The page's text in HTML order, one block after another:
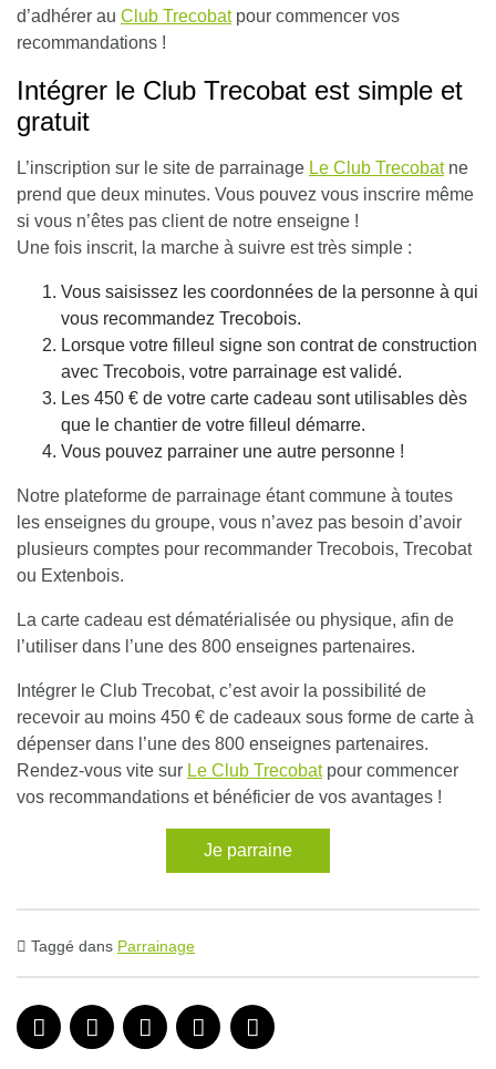
d’adhérer au Club Trecobatpour commencer vos
recommandations !
Intégrer le Club Trecobat est simple et
gratuit
L’inscription sur le site de parrainage Le Club Trecobatne
prend que deux minutes. Vous pouvez vous inscrire même
si vous n’êtes pas client de notre enseigne !
Une fois inscrit, la marche à suivre est très simple :
Vous saisissez les coordonnées de la personne à qui
vous recommandez Trecobois.
Lorsque votre filleul signe son contrat de construction
avec Trecobois, votre parrainage est validé.
Les 450 € de votre carte cadeau sont utilisables dès
que le chantier de votre filleul démarre.
Vous pouvez parrainer une autre personne !
Notre plateforme de parrainage étant commune à toutes
les enseignes du groupe, vous n’avez pas besoin d’avoir
plusieurs comptes pour recommander Trecobois, Trecobat
ou Extenbois.
La carte cadeau est dématérialisée ou physique, afin de
l’utiliser dans l’une des 800 enseignes partenaires.
Intégrer le Club Trecobat, c’est avoir la possibilité de
recevoir au moins 450 € de cadeaux sous forme de carte à
dépenser dans l’une des 800 enseignes partenaires.
Rendez-vous vite sur Le Club Trecobatpour commencer
vos recommandations et bénéficier de vos avantages !
Je parraine
Taggé dans Parrainage